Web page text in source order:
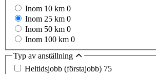
Inom 10 km 0
Inom 25 km 0
Inom 50 km 0
Inom 100 km 0
Typ av anställning
Heltidsjobb (förstajobb) 75